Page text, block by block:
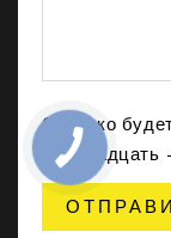
Сколько
шестнадцать